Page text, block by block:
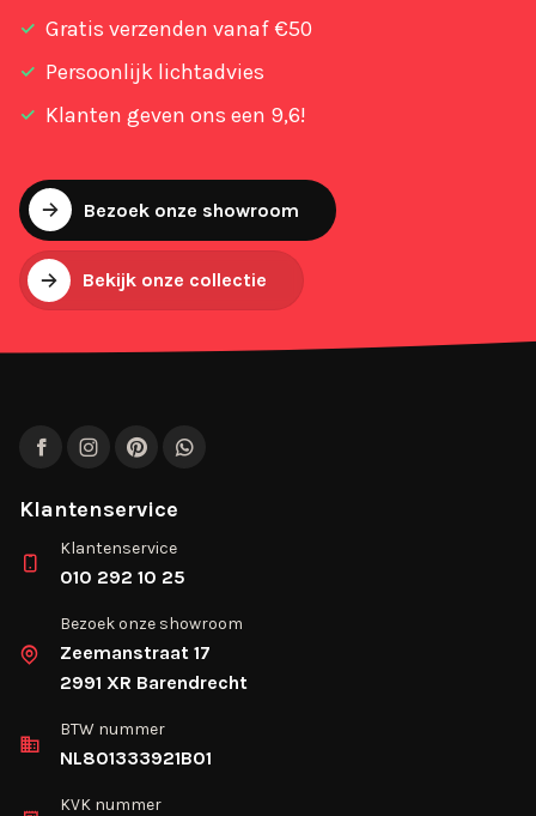
Gratis verzenden vanaf €50
Persoonlijk lichtadvies
Klanten geven ons een 9,6!
Bezoek onze showroom
Bekijk onze collectie
FacebookInstagram
PinterestWhatsApp
Klantenservice
Klantenservice
010 292 10 25
Bezoek onze showroom
Zeemanstraat 17
2991 XR Barendrecht
BTW nummer
NL801333921B01
KVK nummer